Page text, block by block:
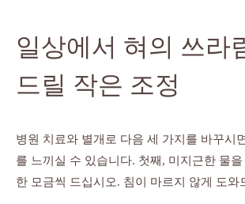
일상에서 혀의 쓰라
드릴 작은 조정
병원 치료와 별개로 다음 세 가지를 바꾸시
를 느끼실 수 있습니다. 첫째, 미지근한 물을
한 모금씩 드십시오. 침이 마르지 않게 도와